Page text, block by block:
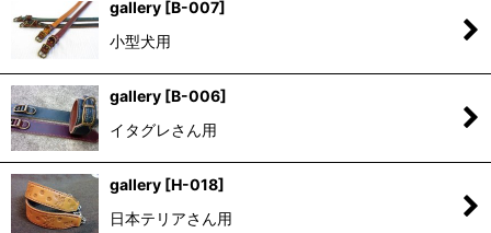
gallery [B-007]
小型犬用
gallery [B-006]
イタグレさん用
gallery [H-018]
日本テリアさん用